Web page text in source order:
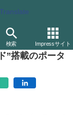
Translate
検索 Impressサイト
”搭載のポータ